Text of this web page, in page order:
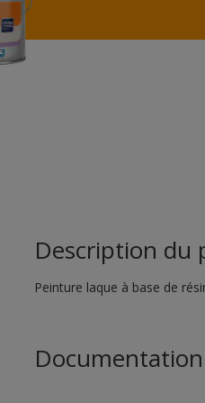
Description du
Peinture laque à base de